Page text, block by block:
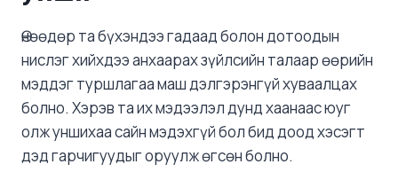
Өнөөдөр та бүхэндээ гадаад болон дотоодын
нислэг хийхдээ анхаарах зүйлсийн талаар өөрийн
мэддэг туршлагаа маш дэлгэрэнгүй хуваалцах
болно. Хэрэв та их мэдээлэл дунд хаанаас юуг
олж уншихаа сайн мэдэхгүй бол бид доод хэсэгт
дэд гарчигуудыг оруулж өгсөн болно.